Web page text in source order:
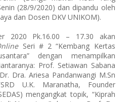
(28/9/2020) dan dipandu oleh
dan Dosen DKV UNIKOM).
2020 Pk.16.00 – 17.30 akan
Seri # 2 “Kembang Kertas
dengan menampilkan
Prof. Setiawan Sabana
Dra. Ariesa Pandanwangi M.Sn
U.K. Maranatha, Founder
mengangkat topik, “Kiprah